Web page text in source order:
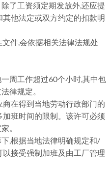
了工资须定期发放外,还应提
他法定或双方约定的扣款明
件,会依据相关法律法规处
周工作超过60个小时,其中包
律规定。
在得到当地劳动行政部门的
班时间的限制。该许可必须
。
,根据当地法律明确规定和/
接受强制加班及由工厂管理